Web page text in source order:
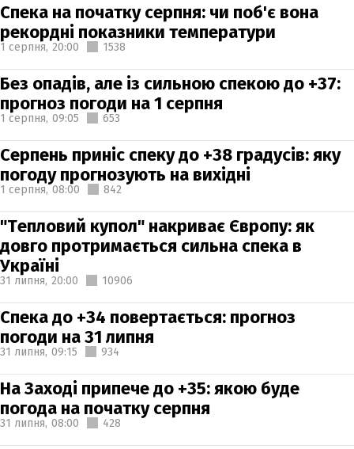
Спека на початку серпня: чи поб'є вона
рекордні показники температури
1 серпня, 20:00 1538
Без опадів, але із сильною спекою до +37:
прогноз погоди на 1 серпня
1 серпня, 09:05 653
Серпень приніс спеку до +38 градусів: яку
погоду прогнозують на вихідні
1 серпня, 08:00 842
"Тепловий купол" накриває Європу: як
довго протримається сильна спека в
Україні
31 липня, 20:00 10906
Спека до +34 повертається: прогноз
погоди на 31 липня
31 липня, 09:15 934
На Заході припече до +35: якою буде
погода на початку серпня
31 липня, 08:00 428